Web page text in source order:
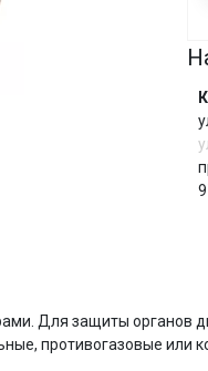
Для защиты органов
противогазовые
% будут списываться